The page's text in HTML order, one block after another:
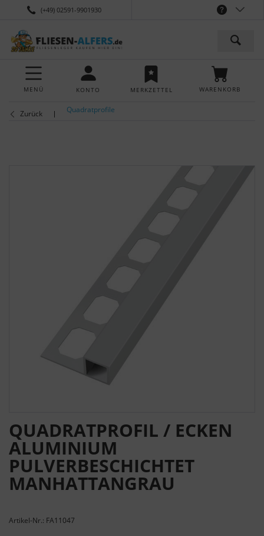
(+49) 02591-9901930
MENÜ KONTO MERKZETTEL WARENKORB
Zurück Quadratprofile
QUADRATPROFIL / ECKEN
ALUMINIUM
PULVERBESCHICHTET
MANHATTANGRAU
Artikel-Nr.: FA11047